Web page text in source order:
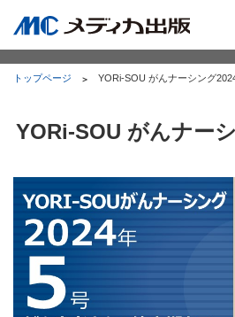
トップページ YORi-SOU がんナーシング
YORi-SOU がんナー